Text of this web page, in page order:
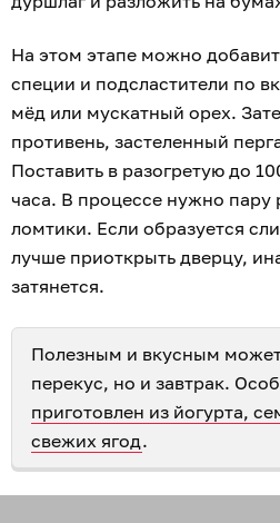
На этом этапе можно
специи и подсластители по
мёд или мускатный орех.
противень, застеленный
Поставить в разогретую до
часа. В процессе нужно пару
ломтики. Если образуется
лучше приоткрыть дверцу,
затянется.
Полезным и вкусным
перекус, но и завтрак.
приготовлен из йогурта,
свежих ягод.